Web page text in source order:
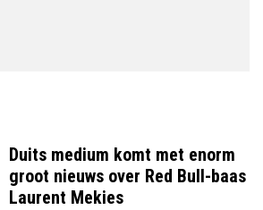
Duits medium komt met enorm
groot nieuws over Red Bull-baas
Laurent Mekies